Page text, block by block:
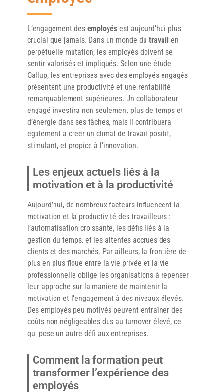
L’engagement des employés est aujourd’hui plus
crucial que jamais. Dans un monde du travail en
perpétuelle mutation, les employés doivent se
sentir valorisés et impliqués. Selon une étude
Gallup, les entreprises avec des employés engagés
présentent une productivité et une rentabilité
remarquablement supérieures. Un collaborateur
engagé investira non seulement plus de temps et
d’énergie dans ses tâches, mais il contribuera
également à créer un climat de travail positif,
stimulant, et propice à l’innovation.
Les enjeux actuels liés à la
motivation et à la productivité
Aujourd’hui, de nombreux facteurs influencent la
motivation et la productivité des travailleurs :
l’automatisation croissante, les défis liés à la
gestion du temps, et les attentes accrues des
clients et des marchés. Par ailleurs, la frontière de
plus en plus floue entre la vie privée et la vie
professionnelle oblige les organisations à repenser
leur approche sur la manière de maintenir la
motivation et l’engagement à des niveaux élevés.
Des employés peu motivés peuvent entraîner des
coûts non négligeables dus au turnover élevé, ce
qui pose un autre défi aux entreprises.
Comment la formation peut
transformer l’expérience des
employés